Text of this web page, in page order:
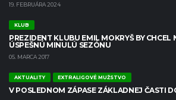
19. FEBRUÁRA 2024
KLUB
PREZIDENT KLUBU EMIL MOKRYŠ BY CHCEL
ÚSPEŠNÚ MINULÚ SEZÓNU
05. MARCA 2017
AKTUALITY EXTRALIGOVÉ MUŽSTVO
V POSLEDNOM ZÁPASE ZÁKLADNEJ ČASTI